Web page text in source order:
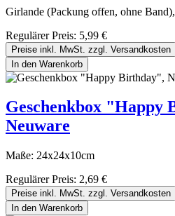
Girlande (Packung offen, ohne
Regulärer Preis: 5,99 €
Preise inkl. MwSt. zzgl. Versandkosten
In den Warenkorb
Geschenkbox "Happy
Neuware
Maße: 24x24x10cm
Regulärer Preis: 2,69 €
Preise inkl. MwSt. zzgl. Versandkosten
In den Warenkorb